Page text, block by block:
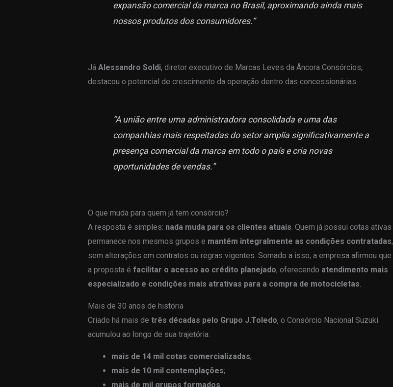
expansão comercial da marca no Brasil, aproximando ainda mais
nossos produtos dos consumidores.”
Já Alessandro Soldi, diretor executivo de Marcas Leves da Âncora Consórcios,
destacou o potencial de crescimento da operação dentro das concessionárias.
“A união entre uma administradora consolidada e uma das
companhias mais respeitadas do setor amplia significativamente a
presença comercial da marca em todo o país e cria novas
oportunidades de vendas.”
O que muda para quem já tem consórcio?
A resposta é simples: nada muda para os clientes atuais . Quem já possui cotas ativas
permanece nos mesmos grupos e mantém integralmente as condições contratadas,
sem alterações em contratos ou regras vigentes. Somado a isso, a empresa afirmou que
a proposta é facilitar o acesso ao crédito planejado, oferecendo atendimento mais
especializado e condições mais atrativas para a compra de motocicletas
Mais de 30 anos de história
Criado há mais de três décadas pelo Grupo J.Toledo, o Consórcio Nacional Suzuki
acumulou ao longo de sua trajetória:
mais de 14 mil cotas comercializadas;
mais de 10 mil contemplações;
mais de mil grupos formados